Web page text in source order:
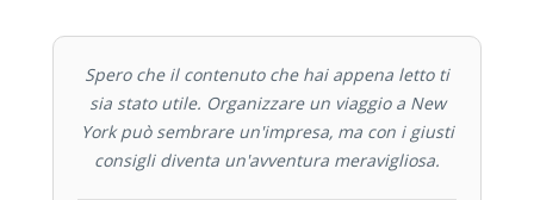
Spero che il contenuto che hai appena letto ti
sia stato utile. Organizzare un viaggio a New
York può sembrare un'impresa, ma con i giusti
consigli diventa un'avventura meravigliosa.